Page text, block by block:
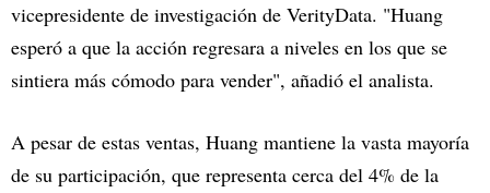
vicepresidente de investigación de VerityData. "Huang
esperó a que la acción regresara a niveles en los que se
sintiera más cómodo para vender", añadió el analista.
A pesar de estas ventas, Huang mantiene la vasta mayoría
de su participación, que representa cerca del 4% de la